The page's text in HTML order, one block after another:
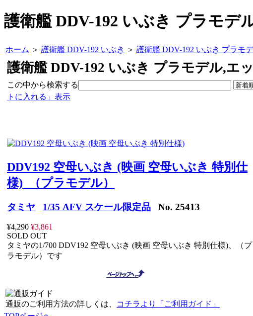
護衛艦 DDV-192 いぶき プラモデ
ホーム ＞ 護衛艦 DDV-192 いぶき ＞ 護衛艦 DDV-192 いぶき プラモ
護衛艦 DDV-192 いぶき プラモデル,エ
この中から検索する
トに入れる」表示
DDV192 空母いぶき (映画 空母いぶき 特別仕
様) （プラモデル）
タミヤ 1/35 AFV スケール限定品 No. 25413
¥4,290 ¥3,861
SOLD OUT
タミヤの1/700 DDV192 空母いぶき (映画 空母いぶき 特別仕様)、（プ
ラモデル）です
通販のご利用方法の詳しくは、
コチラより「ご利用ガイド」